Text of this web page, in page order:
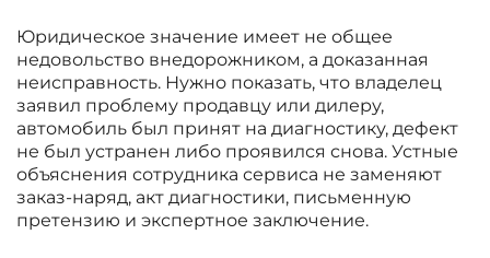
Юридическое значение имеет не общее
недовольство внедорожником, а доказанная
неисправность. Нужно показать, что владелец
заявил проблему продавцу или дилеру,
автомобиль был принят на диагностику, дефект
не был устранен либо проявился снова. Устные
объяснения сотрудника сервиса не заменяют
заказ-наряд, акт диагностики, письменную
претензию и экспертное заключение.